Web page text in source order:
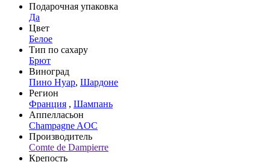
Подарочная упаковка
Да
Цвет
Белое
Тип по сахару
Брют
Виноград
Пино Нуар, Шардоне
Регион
Франция , Шампань
Аппелласьон
Champagne AOC
Производитель
Comte de Dampierre
Крепость